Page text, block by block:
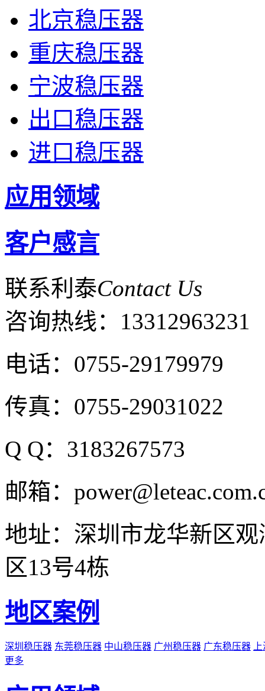
北京稳压器
重庆稳压器
宁波稳压器
出口稳压器
进口稳压器
应用领域
客户感言
联系利泰Contact Us
咨询热线： 13312963231
电话：0755-29179979
传真：0755-29031022
Q Q：3183267573
邮箱：
地址：深圳市龙华新区
区13号4栋
地区案例
深圳稳压器 东莞稳压器 中山稳压器 广州稳压器 广东稳压器
更多